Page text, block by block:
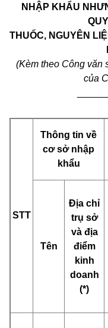
NHẬP KHẨU
THUỐC, NGUYÊN
(Kèm theo Công văn
của
STT
Thông tin về
cơ sở nhập
khẩu
Tên
Địa chỉ
trụ sở
và địa
điểm
kinh
doanh
(*)